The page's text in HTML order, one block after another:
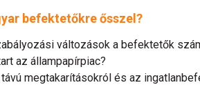
befektetőkre ősszel?
változások a befektetők
az állampapírpiac?
megtakarításokról és az